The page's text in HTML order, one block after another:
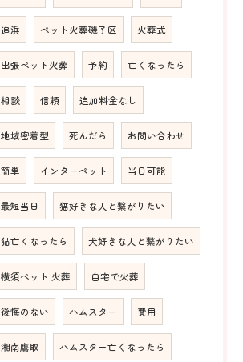
追浜 ペット火葬磯子区 火葬式
出張ペット火葬 予約 亡くなったら
相談 信頼 追加料金なし
地域密着型 死んだら お問い合わせ
簡単 インターペット 当日可能
最短当日 猫好きな人と繋がりたい
猫亡くなったら 犬好きな人と繋がりたい
横須ペット 火葬 自宅で火葬
後悔のない ハムスター 費用
湘南鷹取 ハムスター亡くなったら